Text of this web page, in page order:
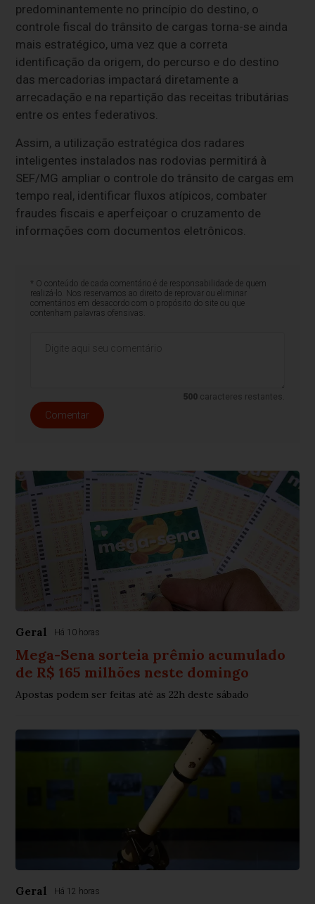
predominantemente no princípio do destino, o
controle fiscal do trânsito de cargas torna-se ainda
mais estratégico, uma vez que a correta
identificação da origem, do percurso e do destino
das mercadorias impactará diretamente a
arrecadação e na repartição das receitas tributárias
entre os entes federativos.
Assim, a utilização estratégica dos radares
inteligentes instalados nas rodovias permitirá à
SEF/MG ampliar o controle do trânsito de cargas em
tempo real, identificar fluxos atípicos, combater
fraudes fiscais e aperfeiçoar o cruzamento de
informações com documentos eletrônicos.
* O conteúdo de cada comentário é de responsabilidade de quem
realizá-lo. Nos reservamos ao direito de reprovar ou eliminar
comentários em desacordo com o propósito do site ou que
contenham palavras ofensivas.
500 caracteres restantes.
Comentar
Geral Há 10 horas
Mega-Sena sorteia prêmio acumulado
de R$ 165 milhões neste domingo
Apostas podem ser feitas até as 22h deste sábado
Geral Há 12 horas